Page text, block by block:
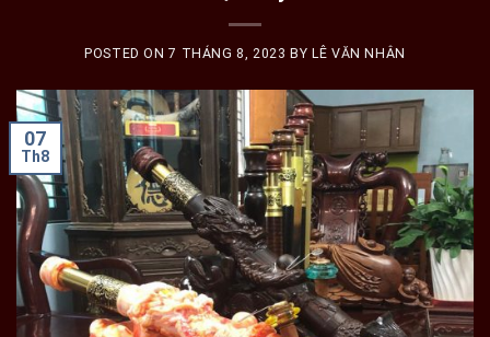
POSTED ON7 THÁNG 8, 2023 BYLÊ VĂN NHÂN
07
Th8